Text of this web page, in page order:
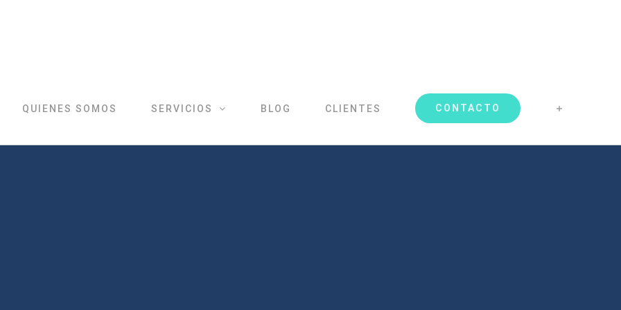
QUIENES SOMOS SERVICIOS BLOG CLIENTES CONTACTO